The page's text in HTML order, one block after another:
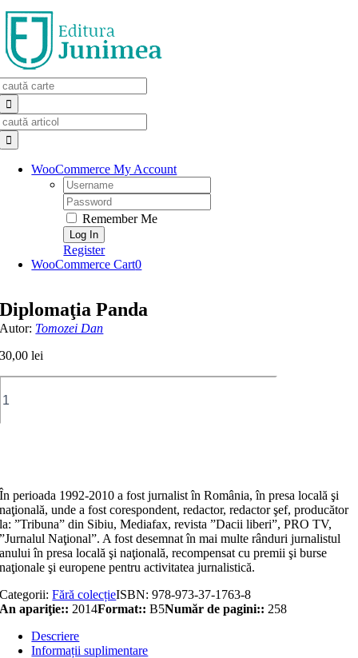
Skip
to
content
WooCommerce My Account
Username:
Password:
Remember Me
Register
WooCommerce Cart0
Diplomaţia Panda
Autor: Tomozei Dan
30,00lei
În perioada 1992-2010 a fost jurnalist în România, în presa locală şi
naţională, unde a fost corespondent, redactor, redactor şef, producător
la: ”Tribuna” din Sibiu, Mediafax, revista ”Dacii liberi”, PRO TV,
”Jurnalul Naţional”. A fost desemnat în mai multe rânduri jurnalistul
anului în presa locală şi naţională, recompensat cu premii şi burse
naţionale şi europene pentru activitatea jurnalistică.
Categorii:Fără colecțieISBN:978-973-37-1763-8
An apariţie:: 2014Format:: B5Număr de pagini:: 258
Descriere
Informații suplimentare